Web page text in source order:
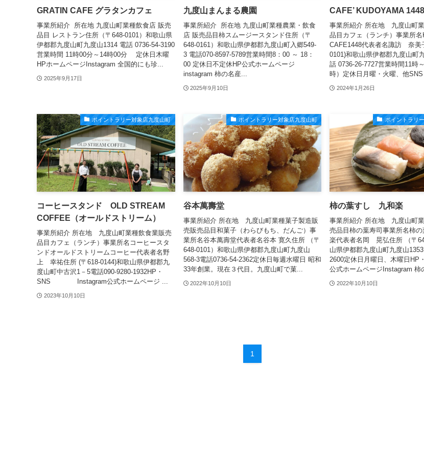
GRATIN CAFE グラタンカフェ
事業所紹介 所在地 九度山町業種飲食店 販売
品目 レストラン住所（〒648-0101）和歌山県
伊都郡九度山町九度山1314 電話 0736-54-3190
営業時間 11時00分～14時00分 定休日木曜
HPホームページInstagram 全国的にも珍...
2025年9月17日
九度山まんまる農園
事業所紹介 所在地 九度山町業種農業・飲食
店 販売品目柿スムージースタンド住所（〒
648-0161）和歌山県伊都郡九度山町入郷549-
3 電話070-8597-5789営業時間8：00 ～ 18：
00 定休日不定休HP公式ホームページ
instagram 柿の名産...
2025年9月10日
CAFE’ KUDOYAMA 1448
事業所紹介 所在地 九度山町
品目カフェ（ランチ）事業所名
CAFE1448代表者名諏訪 奈美
0101)和歌山県伊都郡九度山町
話 0736-26-7727営業時間11時
時）定休日月曜・火曜、
2024年1月26日
ポイントラリー対象店九度山町
コーヒースタンド OLD STREAM
COFFEE（オールドストリーム）
事業所紹介 所在地 九度山町業種飲食業販売
品目カフェ（ランチ）事業所名コーヒースタ
ンドオールドストリームコーヒー代表者名野
上 幸祐住所 (〒618-0144)和歌山県伊都郡九
度山町中古沢1－5電話090-9280-1932HP・
SNS Instagram公式ホームページ ...
2023年10月10日
ポイントラリー対象店九度山町
谷本萬壽堂
事業所紹介 所在地 九度山町業種菓子製造販
売販売品目和菓子（わらびもち、だんご）事
業所名谷本萬壽堂代表者名谷本 寛久住所 （〒
648-0101）和歌山県伊都郡九度山町九度山
568-3電話0736-54-2362定休日毎週水曜日 昭和
33年創業。現在３代目。九度山町で菓...
2022年10月10日
ポイントラリ
柿の葉すし 九和楽
事業所紹介 所在地 九度山町
売品目柿の葉寿司事業所名柿
楽代表者名岡 晃弘住所 （〒
山県伊都郡九度山町九度山
2600定休日月曜日、木曜
公式ホームページInstagram 柿
2022年10月10日
1